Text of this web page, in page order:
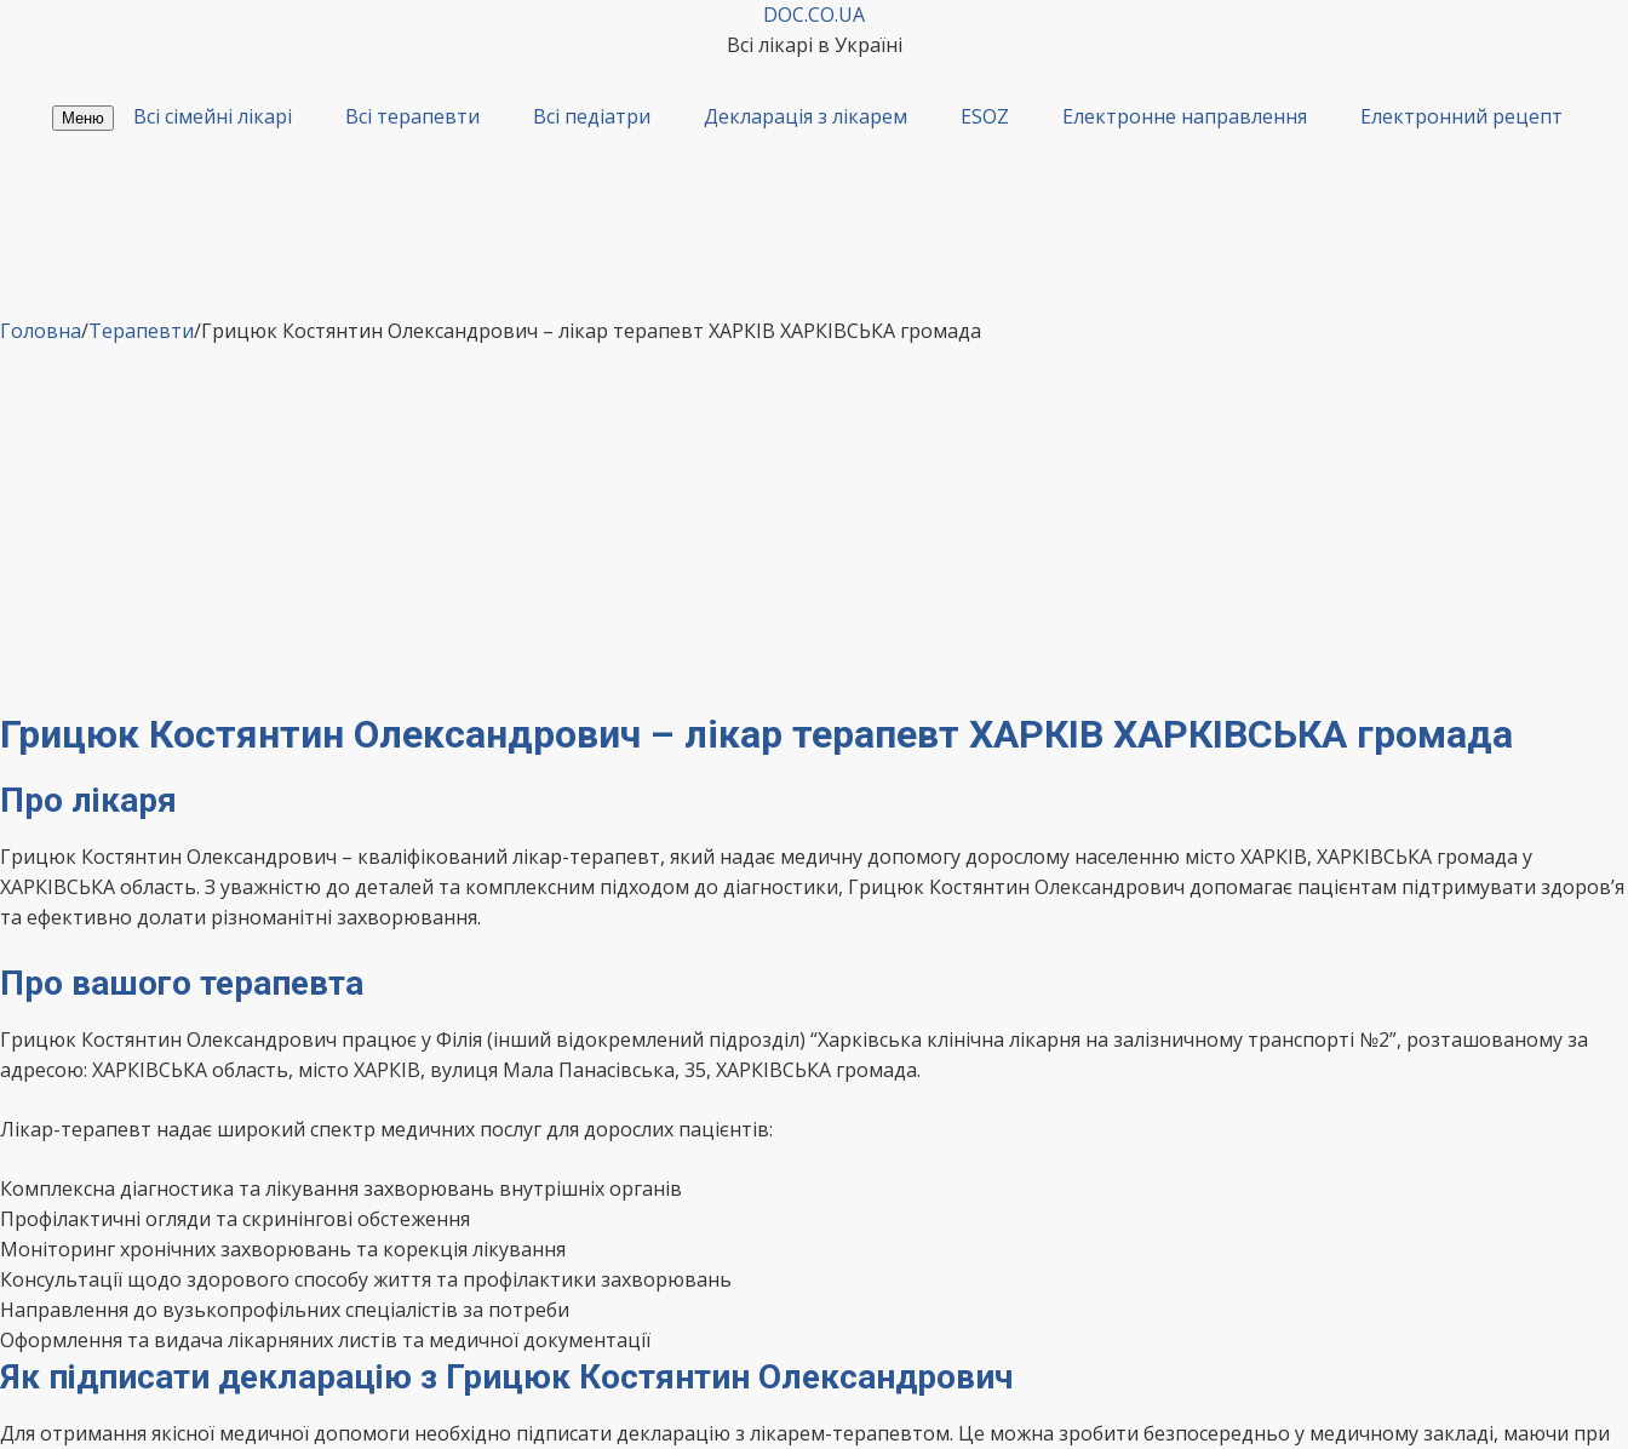
DOC.CO.UA
Всі лікарі в Україні
Меню Всі сімейні лікарі Всі терапевти Всі педіатри Декларація з лікарем ESOZ Електронне направлення Електронний рецепт
Головна/Терапевти/Грицюк Костянтин Олександрович – лікар терапевт ХАРКІВ ХАРКІВСЬКА громада
Грицюк Костянтин Олександрович – лікар терапевт ХАРКІВ ХАРКІВСЬКА громада
Про лікаря
Грицюк Костянтин Олександрович – кваліфікований лікар-терапевт, який надає медичну допомогу дорослому населенню місто ХАРКІВ, ХАРКІВСЬКА громада у
ХАРКІВСЬКА область. З уважністю до деталей та комплексним підходом до діагностики, Грицюк Костянтин Олександрович допомагає пацієнтам підтримувати здоров’я
та ефективно долати різноманітні захворювання.
Про вашого терапевта
Грицюк Костянтин Олександрович працює у Філія (інший відокремлений підрозділ) “Харківська клінічна лікарня на залізничному транспорті №2”, розташованому за
адресою: ХАРКІВСЬКА область, місто ХАРКІВ, вулиця Мала Панасівська, 35, ХАРКІВСЬКА громада.
Лікар-терапевт надає широкий спектр медичних послуг для дорослих пацієнтів:
Комплексна діагностика та лікування захворювань внутрішніх органів
Профілактичні огляди та скринінгові обстеження
Моніторинг хронічних захворювань та корекція лікування
Консультації щодо здорового способу життя та профілактики захворювань
Направлення до вузькопрофільних спеціалістів за потреби
Оформлення та видача лікарняних листів та медичної документації
Як підписати декларацію з Грицюк Костянтин Олександрович
Для отримання якісної медичної допомоги необхідно підписати декларацію з лікарем-терапевтом. Це можна зробити безпосередньо у медичному закладі, маючи при